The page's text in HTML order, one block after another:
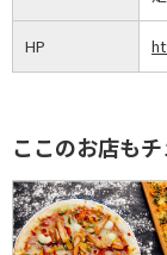
HP
ここのお店も